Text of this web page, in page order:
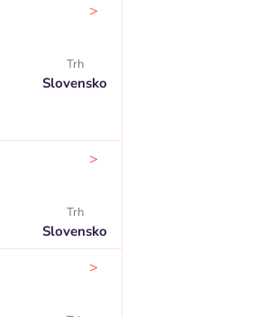
>
Trh
Slovensko
>
Trh
Slovensko
>